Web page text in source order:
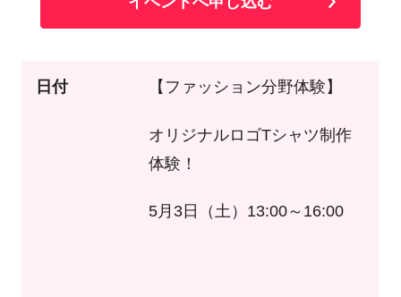
日付 【ファッション分野体験】
オリジナルロゴTシャツ制作
体験！
5月3日（土）13:00～16:00